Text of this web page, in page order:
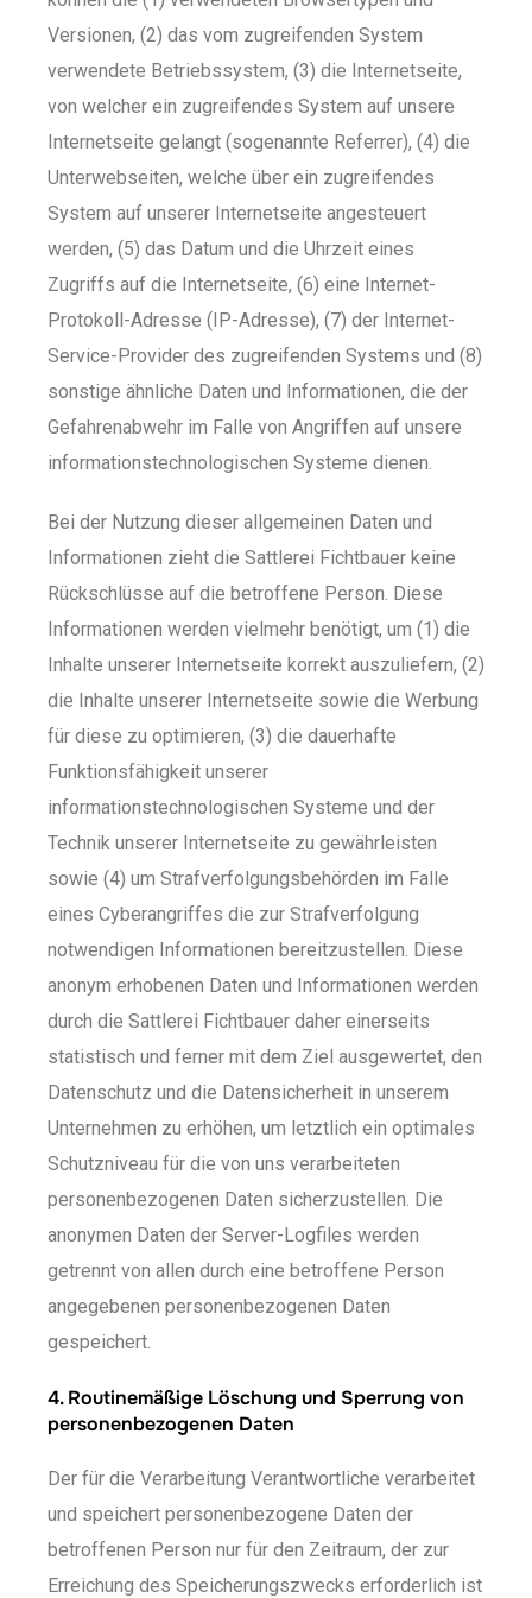
Versionen, (2) das vom zugreifenden System
verwendete Betriebssystem, (3) die Internetseite,
von welcher ein zugreifendes System auf unsere
Internetseite gelangt (sogenannte Referrer), (4) die
Unterwebseiten, welche über ein zugreifendes
System auf unserer Internetseite angesteuert
werden, (5) das Datum und die Uhrzeit eines
Zugriffs auf die Internetseite, (6) eine Internet-
Protokoll-Adresse (IP-Adresse), (7) der Internet-
Service-Provider des zugreifenden Systems und (8)
sonstige ähnliche Daten und Informationen, die der
Gefahrenabwehr im Falle von Angriffen auf unsere
informationstechnologischen Systeme dienen.
Bei der Nutzung dieser allgemeinen Daten und
Informationen zieht die Sattlerei Fichtbauer keine
Rückschlüsse auf die betroffene Person. Diese
Informationen werden vielmehr benötigt, um (1) die
Inhalte unserer Internetseite korrekt auszuliefern, (2)
die Inhalte unserer Internetseite sowie die Werbung
für diese zu optimieren, (3) die dauerhafte
Funktionsfähigkeit unserer
informationstechnologischen Systeme und der
Technik unserer Internetseite zu gewährleisten
sowie (4) um Strafverfolgungsbehörden im Falle
eines Cyberangriffes die zur Strafverfolgung
notwendigen Informationen bereitzustellen. Diese
anonym erhobenen Daten und Informationen werden
durch die Sattlerei Fichtbauer daher einerseits
statistisch und ferner mit dem Ziel ausgewertet, den
Datenschutz und die Datensicherheit in unserem
Unternehmen zu erhöhen, um letztlich ein optimales
Schutzniveau für die von uns verarbeiteten
personenbezogenen Daten sicherzustellen. Die
anonymen Daten der Server-Logfiles werden
getrennt von allen durch eine betroffene Person
angegebenen personenbezogenen Daten
gespeichert.
4. Routinemäßige Löschung und Sperrung von
personenbezogenen Daten
Der für die Verarbeitung Verantwortliche verarbeitet
und speichert personenbezogene Daten der
betroffenen Person nur für den Zeitraum, der zur
Erreichung des Speicherungszwecks erforderlich ist